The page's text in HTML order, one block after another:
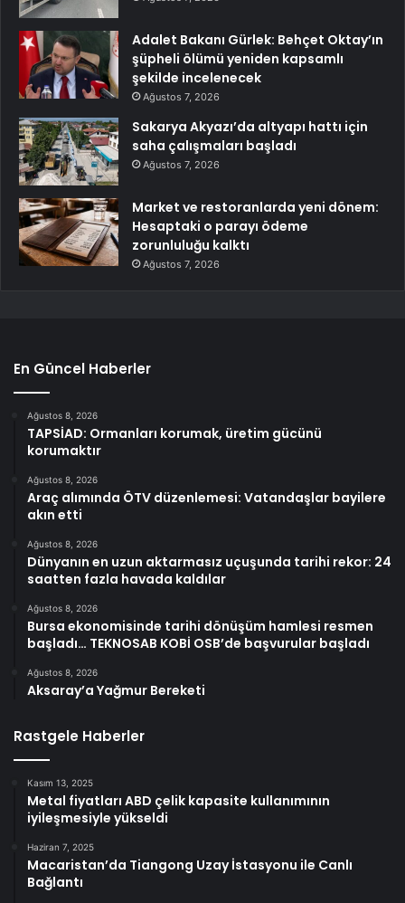
Adalet Bakanı Gürlek: Behçet Oktay’ın
şüpheli ölümü yeniden kapsamlı
şekilde incelenecek
Ağustos 7, 2026
Sakarya Akyazı’da altyapı hattı için
saha çalışmaları başladı
Ağustos 7, 2026
Market ve restoranlarda yeni dönem:
Hesaptaki o parayı ödeme
zorunluluğu kalktı
Ağustos 7, 2026
En Güncel Haberler
Ağustos 8, 2026
TAPSİAD: Ormanları korumak, üretim gücünü
korumaktır
Ağustos 8, 2026
Araç alımında ÖTV düzenlemesi: Vatandaşlar bayilere
akın etti
Ağustos 8, 2026
Dünyanın en uzun aktarmasız uçuşunda tarihi rekor: 24
saatten fazla havada kaldılar
Ağustos 8, 2026
Bursa ekonomisinde tarihi dönüşüm hamlesi resmen
başladı… TEKNOSAB KOBİ OSB’de başvurular başladı
Ağustos 8, 2026
Aksaray’a Yağmur Bereketi
Rastgele Haberler
Kasım 13, 2025
Metal fiyatları ABD çelik kapasite kullanımının
iyileşmesiyle yükseldi
Haziran 7, 2025
Macaristan’da Tiangong Uzay İstasyonu ile Canlı
Bağlantı